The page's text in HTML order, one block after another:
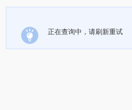
正在查询中，请刷新重试